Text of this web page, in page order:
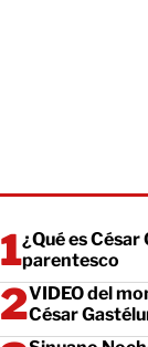
¿Qué es
parentesco
VIDEO del
César